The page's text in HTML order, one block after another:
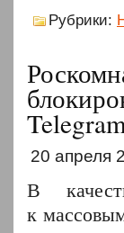
Рубрики:
20 апреля
В
к